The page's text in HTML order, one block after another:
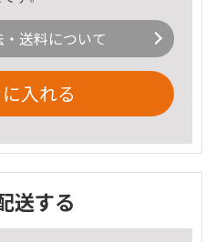
送料について
入れる
送する